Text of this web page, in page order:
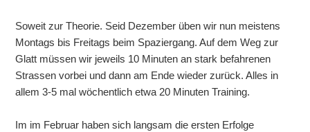
Soweit zur Theorie. Seid Dezember üben wir nun meistens
Montags bis Freitags beim Spaziergang. Auf dem Weg zur
Glatt müssen wir jeweils 10 Minuten an stark befahrenen
Strassen vorbei und dann am Ende wieder zurück. Alles in
allem 3-5 mal wöchentlich etwa 20 Minuten Training.
Im im Februar haben sich langsam die ersten Erfolge